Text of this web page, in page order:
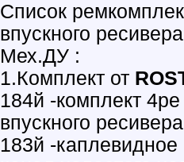
Список
впускного
Мех.ДУ :
1.Комплект от
184й -комплект
впускного
183й -каплевидное